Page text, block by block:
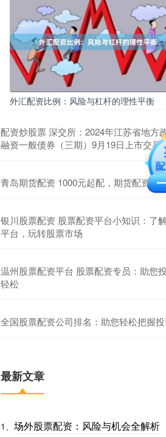
外汇配资比例：风险与杠杆的理性平衡
配资炒股票 深交所：2024年江苏省地方
融资一般债券（三期）9月19日上市交易
青岛期货配资 1000元起配，期货配资助
银川股票配资 股票配资平台小知识：了
平台，玩转股票市场
温州股票配资平台 股票配资专员：助您
轻松
全国股票配资公司排名：助您轻松把握
最新文章
1、 场外股票配资：风险与机会全解析